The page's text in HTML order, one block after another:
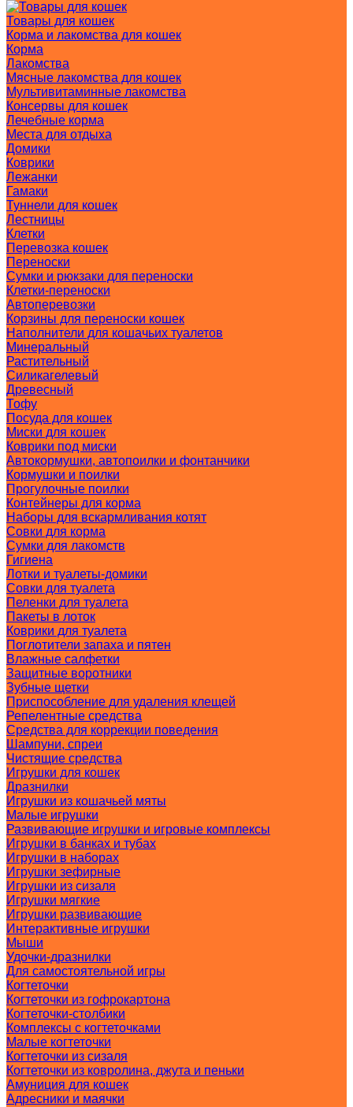
Товары для кошек
Корма и лакомства для кошек
Корма
Лакомства
Мясные лакомства для кошек
Мультивитаминные лакомства
Консервы для кошек
Лечебные корма
Места для отдыха
Домики
Коврики
Лежанки
Гамаки
Туннели для кошек
Лестницы
Клетки
Перевозка кошек
Переноски
Сумки и рюкзаки для переноски
Клетки-переноски
Автоперевозки
Корзины для переноски кошек
Наполнители для кошачьих туалетов
Минеральный
Растительный
Силикагелевый
Древесный
Тофу
Посуда для кошек
Миски для кошек
Коврики под миски
Автокормушки, автопоилки и фонтанчики
Кормушки и поилки
Прогулочные поилки
Контейнеры для корма
Наборы для вскармливания котят
Совки для корма
Сумки для лакомств
Гигиена
Лотки и туалеты-домики
Совки для туалета
Пеленки для туалета
Пакеты в лоток
Коврики для туалета
Поглотители запаха и пятен
Влажные салфетки
Защитные воротники
Зубные щетки
Приспособление для удаления клещей
Репелентные средства
Средства для коррекции поведения
Шампуни, спреи
Чистящие средства
Игрушки для кошек
Дразнилки
Игрушки из кошачьей мяты
Малые игрушки
Развивающие игрушки и игровые комплексы
Игрушки в банках и тубах
Игрушки в наборах
Игрушки зефирные
Игрушки из сизаля
Игрушки мягкие
Игрушки развивающие
Интерактивные игрушки
Мыши
Удочки-дразнилки
Для самостоятельной игры
Когтеточки
Когтеточки из гофрокартона
Когтеточки-столбики
Комплексы с когтеточками
Малые когтеточки
Когтеточки из сизаля
Когтеточки из ковролина, джута и пеньки
Амуниция для кошек
Адресники и маячки